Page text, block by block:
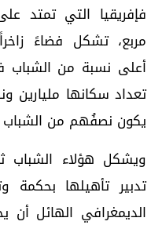
مربع، تشكل فضاءً
أعلى نسبة من الشباب
يكون نصفُهم من
ويشكل هؤلاء الشباب
تدبير تأهيلها
الديمغرافي الهائل أن